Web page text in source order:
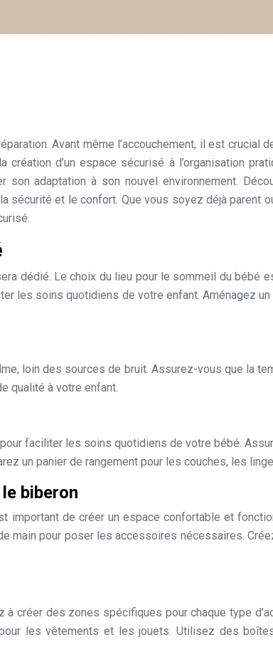
Avant même l’accouchement, il est crucial
d’un espace sécurisé à l’organisation
son adaptation à son nouvel environnement.
sécurité et le confort. Que vous soyez déjà
dédié. Le choix du lieu pour le sommeil du bébé
les soins quotidiens de votre enfant. Aménagez
loin des sources de bruit. Assurez-vous que la
qualité à votre enfant.
faciliter les soins quotidiens de votre bébé.
un panier de rangement pour les couches, les
biberon
de créer un espace confortable et
pour poser les accessoires nécessaires.
créer des zones spécifiques pour chaque type
les vêtements et les jouets. Utilisez des